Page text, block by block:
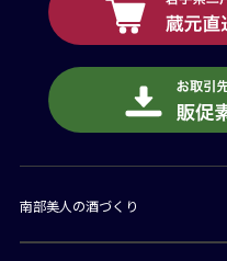
南部美人の酒づくり